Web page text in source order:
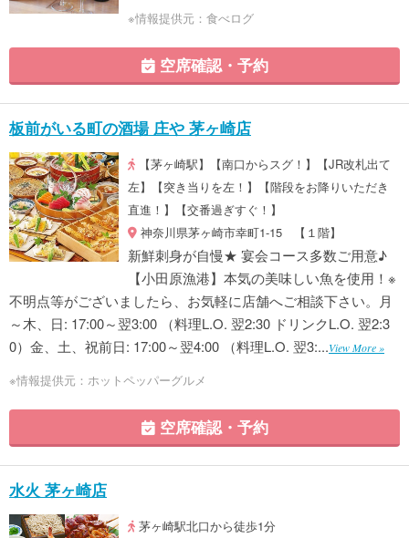
※情報提供元：食べログ
空席確認・予約
板前がいる町の酒場 庄や 茅ヶ崎店
【茅ヶ崎駅】【南口からスグ！】【JR改札出て
左】【突き当りを左！】【階段をお降りいただき
直進！】【交番過ぎすぐ！】
神奈川県茅ヶ崎市幸町1-15 【１階】
新鮮刺身が自慢★ 宴会コース多数ご用意♪
【小田原漁港】本気の美味しい魚を使用！※
不明点等がございましたら、お気軽に店舗へご相談下さい。月
～木、日: 17:00～翌3:00 （料理L.O. 翌2:30 ドリンクL.O. 翌2:3
0）金、土、祝前日: 17:00～翌4:00 （料理L.O. 翌3:...View More »
※情報提供元：ホットペッパーグルメ
空席確認・予約
水火 茅ヶ崎店
茅ヶ崎駅北口から徒歩1分